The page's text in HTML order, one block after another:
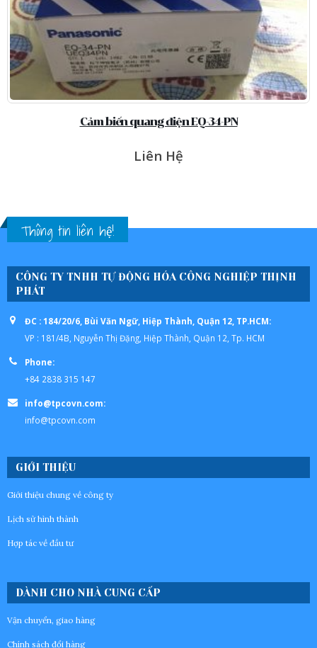
Cảm biến quang điện EQ-34-PN
Liên Hệ
Thông tin liên hệ!
CÔNG TY TNHH TỰ ĐỘNG HÓA CÔNG NGHIỆP THỊNH
PHÁT
ĐC : 184/20/6, Bùi Văn Ngữ, Hiệp Thành, Quận 12, TP.HCM:
VP : 181/4B, Nguyễn Thị Đặng, Hiệp Thành, Quận 12, Tp. HCM
Phone:
+84 2838 315 147
info@tpcovn.com:
info@tpcovn.com
GIỚI THIỆU
Giới thiệu chung về công ty
Lịch sử hình thành
Hợp tác về đầu tư
DÀNH CHO NHÀ CUNG CẤP
Vận chuyển, giao hàng
Chính sách đổi hàng